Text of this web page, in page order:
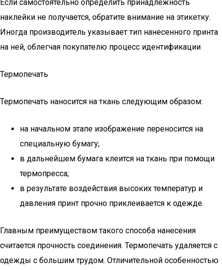
Если самостоятельно определить принадлежность
наклейки не получается, обратите внимание на этикетку.
Иногда производитель указывает тип нанесенного принта
на ней, облегчая покупателю процесс идентификации
Термопечать
Термопечать наносится на ткань следующим образом:
на начальном этапе изображение переносится на
специальную бумагу;
в дальнейшем бумага клеится на ткань при помощи
термопресса;
в результате воздействия высоких температур и
давления принт прочно приклеивается к одежде.
Главным преимуществом такого способа нанесения
считается прочность соединения. Термопечать удаляется с
одежды с большим трудом. Отличительной особенностью